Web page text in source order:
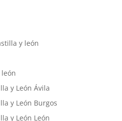
y león
y León Ávila
y León Burgos
y León León